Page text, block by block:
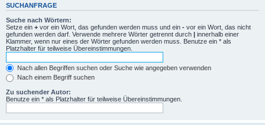
SUCHANFRAGE
Suche nach Wörtern:
Setze ein + vor ein Wort, das gefunden werden muss und ein - vor ein Wort, das nicht
gefunden werden darf. Verwende mehrere Wörter getrennt durch | innerhalb einer
Klammer, wenn nur eines der Wörter gefunden werden muss. Benutze ein * als
Platzhalter für teilweise Übereinstimmungen.
Nach allen Begriffen suchen oder Suche wie angegeben verwenden
Nach einem Begriff suchen
Zu suchender Autor:
Benutze ein * als Platzhalter für teilweise Übereinstimmungen.